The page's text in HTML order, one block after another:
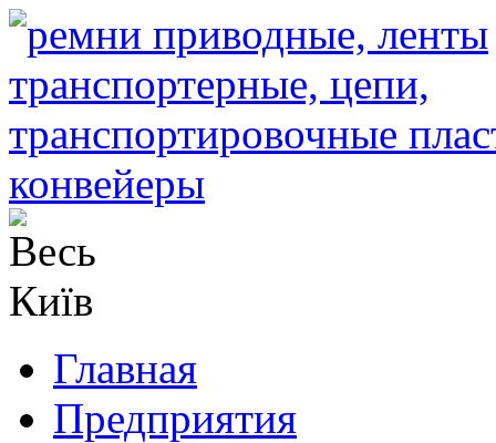
Главная
Предприятия